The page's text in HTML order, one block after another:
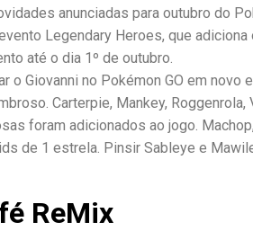
anunciadas para outubro do
Legendary Heroes, que adiciona
até o dia 1º de outubro.
o Giovanni no Pokémon GO em novo
Carterpie, Mankey,
foram adicionados ao jogo.
de 1 estrela. Pinsir Sableye e
ReMix